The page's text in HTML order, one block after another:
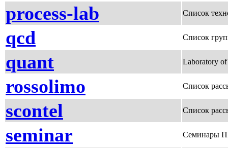
process-lab Список
qcd Список
quant Laboratory of
rossolimo Список
scontel Список
seminar Семинары